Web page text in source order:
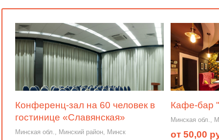
Конференц-зал на 60 человек в
гостинице «Славянская»
Минская обл., Минский район, Минск
Кафе-бар
Минская обл.,
от 50,00